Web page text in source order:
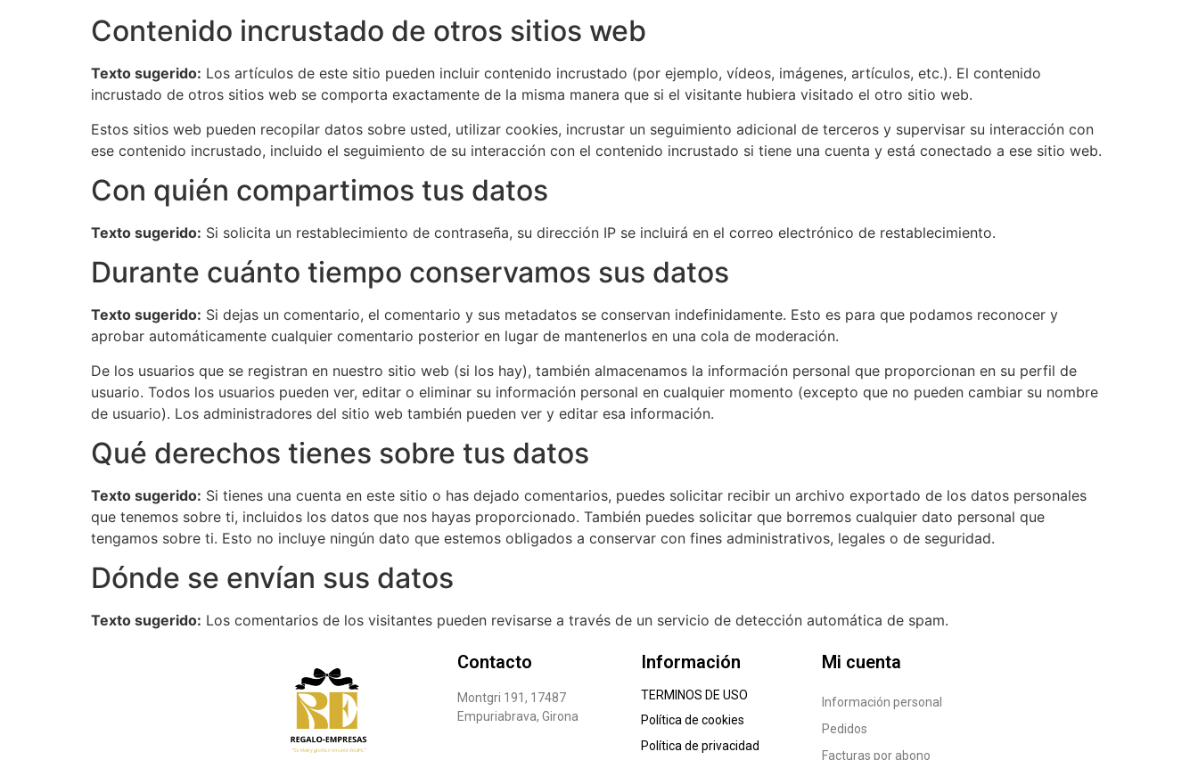
Contenido incrustado de otros sitios web
Texto sugerido: Los artículos de este sitio pueden incluir contenido incrustado (por ejemplo, vídeos, imágenes, artículos, etc.). El contenido
incrustado de otros sitios web se comporta exactamente de la misma manera que si el visitante hubiera visitado el otro sitio web.
Estos sitios web pueden recopilar datos sobre usted, utilizar cookies, incrustar un seguimiento adicional de terceros y supervisar su interacción con
ese contenido incrustado, incluido el seguimiento de su interacción con el contenido incrustado si tiene una cuenta y está conectado a ese sitio web.
Con quién compartimos tus datos
Texto sugerido: Si solicita un restablecimiento de contraseña, su dirección IP se incluirá en el correo electrónico de restablecimiento.
Durante cuánto tiempo conservamos sus datos
Texto sugerido: Si dejas un comentario, el comentario y sus metadatos se conservan indefinidamente. Esto es para que podamos reconocer y
aprobar automáticamente cualquier comentario posterior en lugar de mantenerlos en una cola de moderación.
De los usuarios que se registran en nuestro sitio web (si los hay), también almacenamos la información personal que proporcionan en su perfil de
usuario. Todos los usuarios pueden ver, editar o eliminar su información personal en cualquier momento (excepto que no pueden cambiar su nombre
de usuario). Los administradores del sitio web también pueden ver y editar esa información.
Qué derechos tienes sobre tus datos
Texto sugerido: Si tienes una cuenta en este sitio o has dejado comentarios, puedes solicitar recibir un archivo exportado de los datos personales
que tenemos sobre ti, incluidos los datos que nos hayas proporcionado. También puedes solicitar que borremos cualquier dato personal que
tengamos sobre ti. Esto no incluye ningún dato que estemos obligados a conservar con fines administrativos, legales o de seguridad.
Dónde se envían sus datos
Texto sugerido: Los comentarios de los visitantes pueden revisarse a través de un servicio de detección automática de spam.
Contacto
Montgri 191, 17487
Empuriabrava, Girona
Información
TERMINOS DE USO
Política de cookies
Política de privacidad
Mi cuenta
Información personal
Pedidos
Facturas por abono